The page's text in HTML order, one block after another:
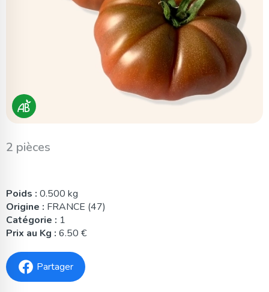
2 pièces
Poids : 0.500 kg
Origine : FRANCE (47)
Catégorie : 1
Prix au Kg : 6.50 €
Partager